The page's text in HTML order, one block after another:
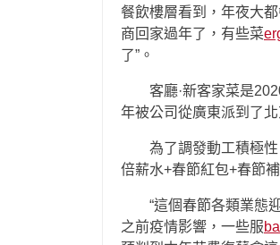
餐飲樓層看到，年夜大
商回家過年了，有些菜
了”。
客廳·新客家菜是
年被公司從廣東派到了
為了調發動工積極
倍薪水+春節紅包+春節
“這個春節各類業態
之前疫情影響，一些服